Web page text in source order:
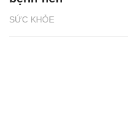
SỨC KHỎE